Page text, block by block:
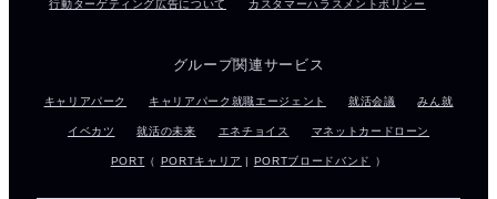
行動ターゲティング広告について カスタマーハラスメントポリシー